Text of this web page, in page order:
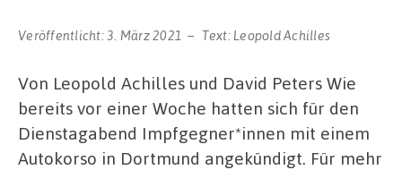
Veröffentlicht:3. März 2021 Text:Leopold Achilles
Von Leopold Achilles und David Peters Wie
bereits vor einer Woche hatten sich für den
Dienstagabend Impfgegner*innen mit einem
Autokorso in Dortmund angekündigt. Für mehr